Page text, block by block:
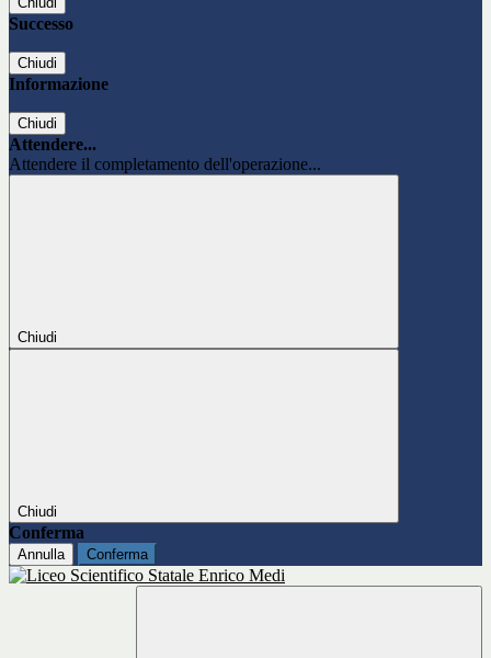
Successo
Chiudi
Informazione
Chiudi
Attendere...
Attendere il completamento dell'operazione...
Chiudi
Chiudi
Conferma
Annulla Conferma